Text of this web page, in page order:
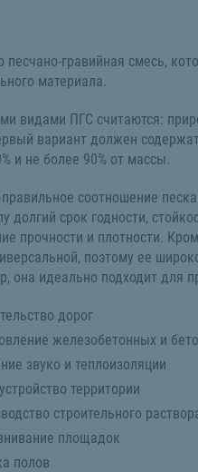
песчано-гравийная смесь,
материала.
видами ПГС считаются:
вариант должен
и не более 90% от массы.
соотношение
долгий срок годности,
прочности и плотности.
поэтому ее
она идеально подходит для
дорог
железобетонных и
звуко и теплоизоляции
территории
строительного
площадок
полов